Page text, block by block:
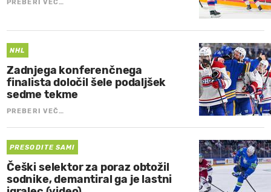
PREBERI VEČ…
NHL
Zadnjega konferenčnega
finalista določil šele podaljšek
sedme tekme
PREBERI VEČ…
PRESODITE SAMI
Češki selektor za poraz obtožil
sodnike, demantiral ga je lastni